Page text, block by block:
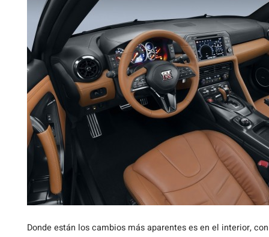
Donde están los cambios más aparentes es en el interior,